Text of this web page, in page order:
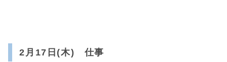
2月17日(木) 仕事